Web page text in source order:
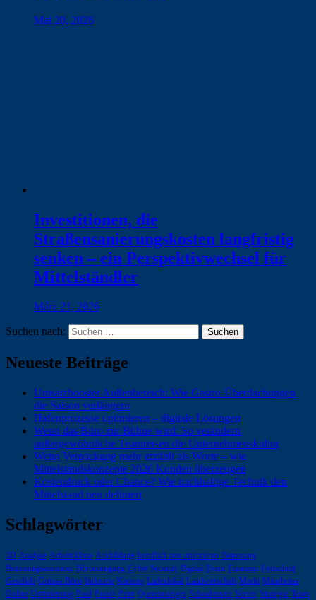
Mai 20, 2026
Investitionen, die
Straßensanierungskosten langfristig
senken – ein Perspektivwechsel für
Mittelständler
März 21, 2026
Suchen nach:
Neueste Beiträge
Umsatzbooster Außenbereich: Wie Gastro-Überdachungen
die Saison verlängern
Hafenprozesse optimieren – digitale Lösungen
Wenn das Büro zur Bühne wird: So verändern
außergewöhnliche Teamreisen die Unternehmenskultur
Wenn Verpackung mehr erzählt als Worte – wie
Mittelstandskonzepte 2026 Kunden überzeugen
Kostendruck oder Chance? Wie nachhaltige Technik den
Mittelstand neu definiert
Schlagwörter
3D Analyse Arbeitsklima Ausbildung beruflich neu orientieren Betreuung
Betreuungsassistenz Büroreinigung Cyber Security Digital Event Finanzen Fortschritt
Geschäft Grünes Büro Industrie Kartons Ladenlokal Landwirtschaft Markt Mitarbeiter
Online Optimierung Pool Praxis Print Quereinsteiger Schaufenster Server Strategie Team